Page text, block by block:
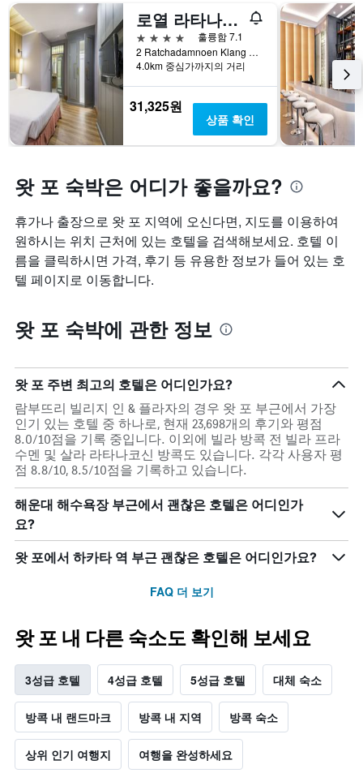
로열 라타나꼬신 호텔
4성급
훌륭함 7.1
2 Ratchadamnoen Klang Road, 방콕, 태국
4.0km 중심가까지의 거리
31,325원
상품 확인
왓 포 숙박은 어디가 좋을까요?
휴가나 출장으로 왓 포 지역에 오신다면, 지도를 이용하여
원하시는 위치 근처에 있는 호텔을 검색해보세요. 호텔 이
름을 클릭하시면 가격, 후기 등 유용한 정보가 들어 있는 호
텔 페이지로 이동합니다.
왓 포 숙박에 관한 정보
왓 포 주변 최고의 호텔은 어디인가요?
람부뜨리 빌리지 인 & 플라자의 경우 왓 포 부근에서 가장
인기 있는 호텔 중 하나로, 현재 23,698개의 후기와 평점
8.0/10점을 기록 중입니다. 이외에 빌라 방콕 전 빌라 프라
수멘 및 살라 라타나코신 방콕도 있습니다. 각각 사용자 평
점 8.8/10, 8.5/10점을 기록하고 있습니다.
해운대 해수욕장 부근에서 괜찮은 호텔은 어디인가
요?
왓 포에서 하카타 역 부근 괜찮은 호텔은 어디인가요?
FAQ 더 보기
왓 포 내 다른 숙소도 확인해 보세요
3성급 호텔 4성급 호텔 5성급 호텔 대체 숙소
방콕 내 랜드마크 방콕 내 지역 방콕 숙소
상위 인기 여행지 여행을 완성하세요